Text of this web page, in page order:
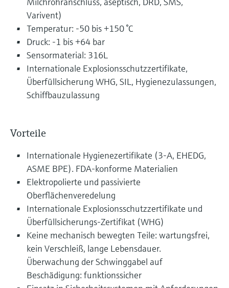
Varivent)
Temperatur: -50 bis +150 °C
Druck: -1 bis +64 bar
Sensormaterial: 316L
Internationale Explosionsschutzzertifikate,
Überfüllsicherung WHG, SIL, Hygienezulassungen,
Schiffbauzulassung
Vorteile
Internationale Hygienezertifikate (3-A, EHEDG,
ASME BPE). FDA-konforme Materialien
Elektropolierte und passivierte
Oberflächenveredelung
Internationale Explosionsschutzzertifikate und
Überfüllsicherungs-Zertifikat (WHG)
Keine mechanisch bewegten Teile: wartungsfrei,
kein Verschleiß, lange Lebensdauer.
Überwachung der Schwinggabel auf
Beschädigung: funktionssicher